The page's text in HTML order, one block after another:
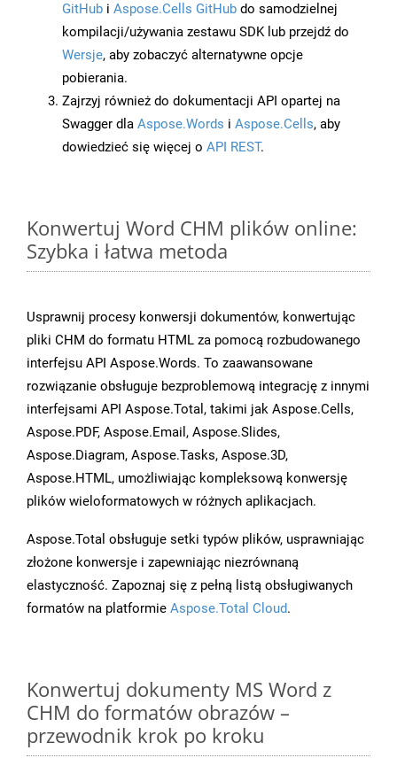
GitHub i Aspose.Cells GitHub do samodzielnej
kompilacji/używania zestawu SDK lub przejdź do
Wersje, aby zobaczyć alternatywne opcje
pobierania.
Zajrzyj również do dokumentacji API opartej na
Swagger dla Aspose.Words i Aspose.Cells, aby
dowiedzieć się więcej o API REST.
Konwertuj Word CHM plików online:
Szybka i łatwa metoda
Usprawnij procesy konwersji dokumentów, konwertując
pliki CHM do formatu HTML za pomocą rozbudowanego
interfejsu API Aspose.Words. To zaawansowane
rozwiązanie obsługuje bezproblemową integrację z innymi
interfejsami API Aspose.Total, takimi jak Aspose.Cells,
Aspose.PDF, Aspose.Email, Aspose.Slides,
Aspose.Diagram, Aspose.Tasks, Aspose.3D,
Aspose.HTML, umożliwiając kompleksową konwersję
plików wieloformatowych w różnych aplikacjach.
Aspose.Total obsługuje setki typów plików, usprawniając
złożone konwersje i zapewniając niezrównaną
elastyczność. Zapoznaj się z pełną listą obsługiwanych
formatów na platformie Aspose.Total Cloud.
Konwertuj dokumenty MS Word z
CHM do formatów obrazów –
przewodnik krok po kroku